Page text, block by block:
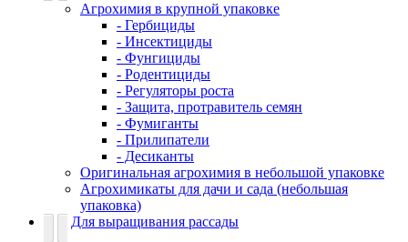
Агрохимия в крупной упаковке
- Гербициды
- Инсектициды
- Фунгициды
- Родентициды
- Регуляторы роста
- Защита, протравитель семян
- Фумиганты
- Прилипатели
- Десиканты
Оригинальная агрохимия в небольшой упаковке
Агрохимикаты для дачи и сада (небольшая
упаковка)
Для выращивания рассады